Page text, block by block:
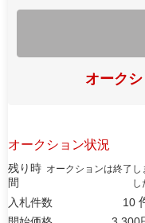
オーク
オークション状況
残り時
間
オークションは終了し
し
入札件数 10